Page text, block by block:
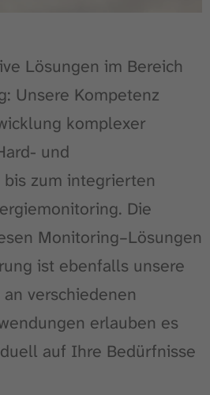
Lösungen im Bereich
Unsere Kompetenz
komplexer
und
zum integrierten
Die
Monitoring–Lösungen
ist ebenfalls unsere
verschiedenen
erlauben es
auf Ihre Bedürfnisse